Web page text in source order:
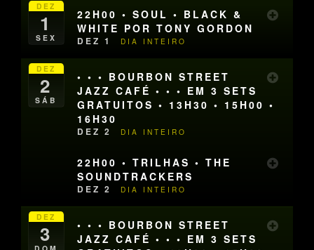
DEZ
1
SEX
22H00 • SOUL • BLACK &
WHITE POR TONY GORDON
DEZ 1 DIA INTEIRO
DEZ
2
SÁB
• • • BOURBON STREET
JAZZ CAFÉ • • • EM 3 SETS
GRATUITOS • 13H30 • 15H00 •
16H30
DEZ 2 DIA INTEIRO
22H00 • TRILHAS • THE
SOUNDTRACKERS
DEZ 2 DIA INTEIRO
DEZ
3
• • • BOURBON STREET
JAZZ CAFÉ • • • EM 3 SETS